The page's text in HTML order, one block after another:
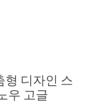
형 디자인 스
우 고글